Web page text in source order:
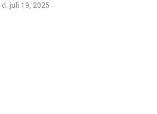
d. juli 19, 2025